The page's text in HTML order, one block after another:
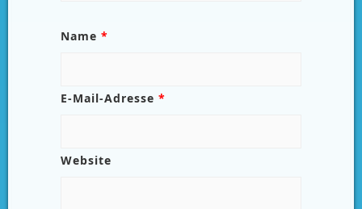
Name *
E-Mail-Adresse *
Website